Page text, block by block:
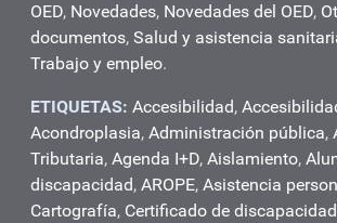
OED, Novedades, Novedades del OED,
documentos, Salud y asistencia
Trabajo y empleo.
ETIQUETAS: Accesibilidad,
Acondroplasia, Administración pública,
Tributaria, Agenda I+D, Aislamiento,
discapacidad, AROPE, Asistencia
Cartografía, Certificado de discapacidad